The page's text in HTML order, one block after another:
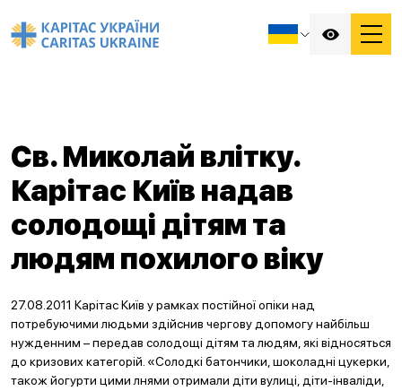
Св. Миколай влітку.
Карітас Київ надав
солодощі дітям та
людям похилого віку
27.08.2011 Карітас Київ у рамках постійної опіки над
потребуючими людьми здійснив чергову допомогу найбільш
нужденним – передав солодощі дітям та людям, які відносяться
до кризових категорій. «Солодкі батончики, шоколадні цукерки,
також йогурти цими лнями отримали діти вулиці, діти-інваліди,